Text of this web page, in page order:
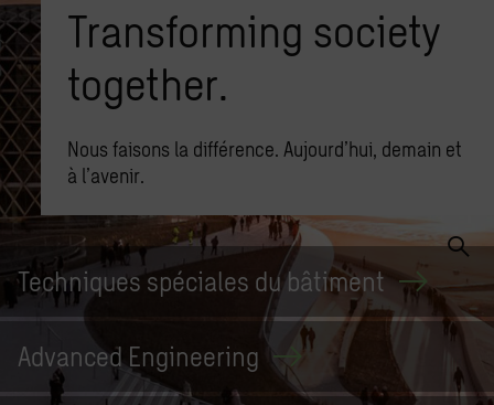
Transforming society
together.
Nous faisons la différence. Aujourd’hui, demain et
à l’avenir.
Que recherchez-vous ?
Techniques spéciales dubâtiment
Advanced Engineering